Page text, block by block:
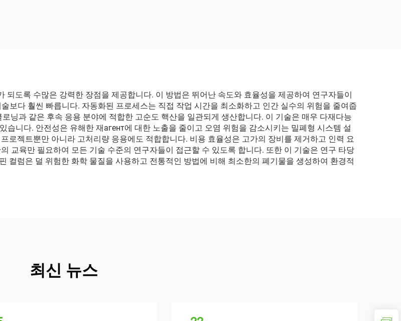
도록 수많은 강력한 장점을 제공합니다. 이 방법은 뛰어난 속도와 효율성을 제공하여 연구자들이
보다 훨씬 빠릅니다. 자동화된 프로세스는 직접 작업 시간을 최소화하고 인간 실수의 위험을 줄여줍
닝과 같은 후속 응용 분야에 적합한 고순도 핵산을 일관되게 생산합니다. 이 기술은 매우 다재다능
습니다. 안전성은 유해한 재агент에 대한 노출을 줄이고 오염 위험을 감소시키는 밀폐형 시스템 설
로젝트뿐만 아니라 고처리량 응용에도 적합합니다. 비용 효율성은 고가의 장비를 제거하고 인력 요
교육만 필요하여 모든 기술 수준의 연구자들이 접근할 수 있도록 합니다. 또한 이 기술은 연구 타당
컬럼은 덜 위험한 화학 물질을 사용하고 전통적인 방법에 비해 최소한의 폐기물을 생성하여 환경적
최신 뉴스